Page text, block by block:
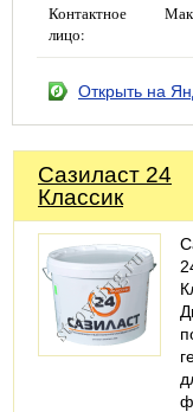
Контактное
лицо:
Открыть на
Сазиласт 24
Классик